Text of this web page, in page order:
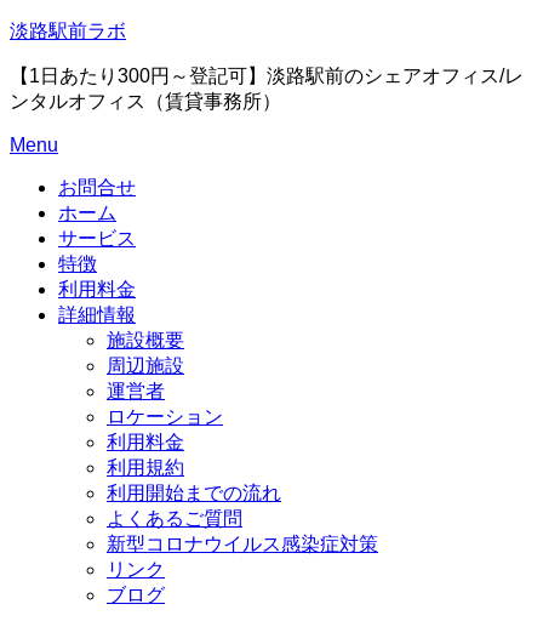
Skip
content
淡路駅前ラボ
【1日あたり300円～登記可】淡路駅前のシェアオフィス/レ
ンタルオフィス（賃貸事務所）
Menu
お問合せ
ホーム
サービス
特徴
利用料金
詳細情報
施設概要
周辺施設
運営者
ロケーション
利用料金
利用規約
利用開始までの流れ
よくあるご質問
新型コロナウイルス感染症対策
リンク
ブログ